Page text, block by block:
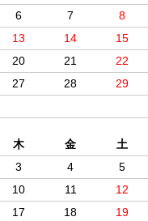
6 7
8
13 14
15
20 21
22
27 28
29
木 金
土
3 4
5
10 11
12
17 18
19